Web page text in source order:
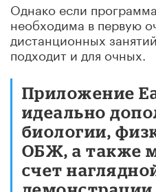
Однако если
необходима в первую
дистанционных
подходит и для очных.
Приложение
идеально
биологии,
ОБЖ, а также
счет